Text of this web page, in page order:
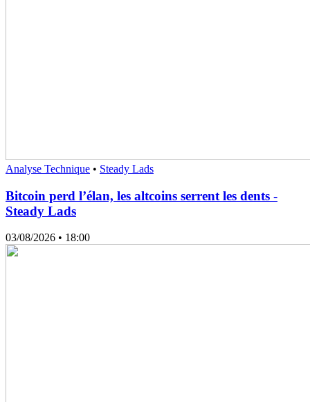
Analyse Technique • Steady Lads
Bitcoin perd l’élan, les altcoins serrent les dents -
Steady Lads
03/08/2026 • 18:00